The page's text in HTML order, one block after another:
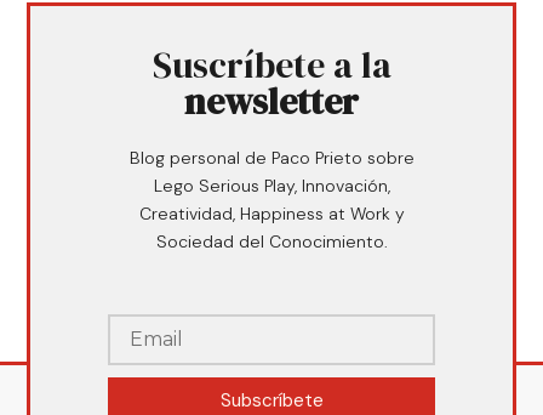
Suscríbete a la
newsletter
Blog personal de Paco Prieto sobre
Lego Serious Play, Innovación,
Creatividad, Happiness at Work y
Sociedad del Conocimiento.
Subscríbete